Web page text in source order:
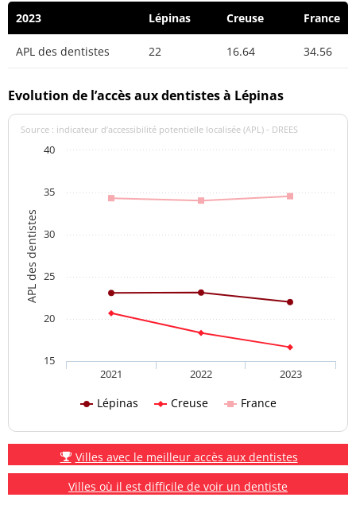
2023 Lépinas Creuse France
APL des dentistes 22 16.64 34.56
Evolution de l’accès aux dentistes à Lépinas
APL des dentistes
Source : indicateur d’accessibilité potentielle localisée (APL) - DREES
Lépinas Creuse France
2021 2022 2023
15
20
25
30
35
40
Villes avec le meilleur accès aux dentistes
Villes où il est difficile de voir un dentiste